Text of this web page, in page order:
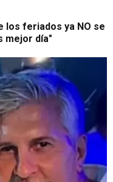
los feriados ya NO se
mejor día"